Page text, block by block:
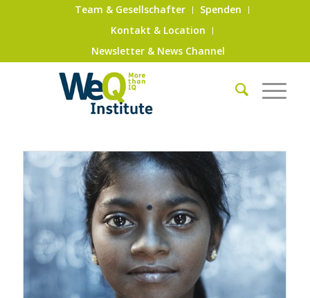
Team & Gesellschafter
Spenden
Kontakt & Location
Newsletter & News Channel